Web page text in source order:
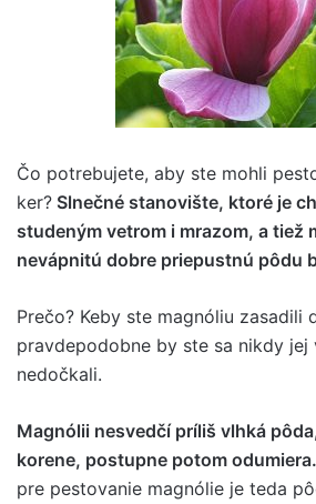
Čo potrebujete, aby ste mohli
ker? Slnečné stanovište, ktoré je
studeným vetrom i mrazom, a tiež
nevápnitú dobre priepustnú pôdu
Prečo? Keby ste magnóliu zasadili
pravdepodobne by ste sa nikdy
nedočkali.
Magnólii nesvedčí príliš vlhká
korene, postupne potom odumiera.
pre pestovanie magnólie je teda